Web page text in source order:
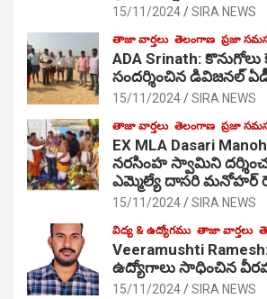
15/11/2024 SIRA NEWS
తాజా వార్తలు తెలంగాణ ప్రజా
ADA Srinath: కొనుగోలు
సంద‌ర్శించిన డివిజనల్
15/11/2024 SIRA NEWS
తాజా వార్తలు తెలంగాణ ప్రజా
EX MLA Dasari
నరసింహ స్వామిని
ఎమ్మెల్యే దాసరి మనోహర్
15/11/2024 SIRA NEWS
విద్య & ఉద్యోగము తాజా వార్తలు
Veeramushti
ఉద్యోగాలు సాధించిన
15/11/2024 SIRA NEWS